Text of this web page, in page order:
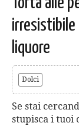
irresistibile
liquore
Dolci
Se stai
stupisca i tuoi